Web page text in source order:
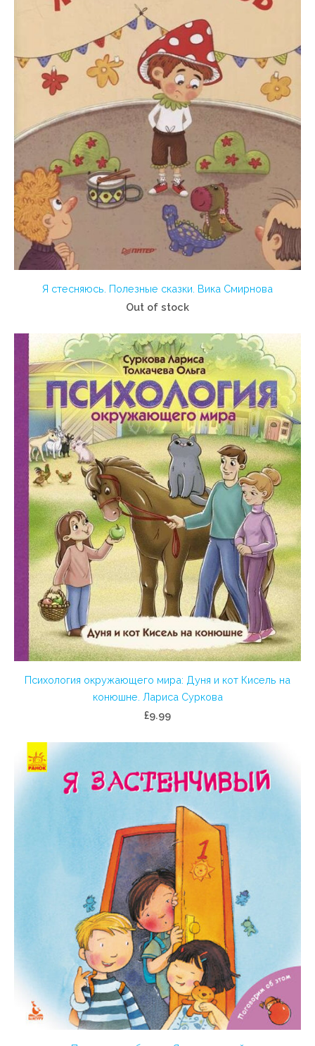
Я стесняюсь. Полезные сказки. Вика Смирнова
Out of stock
Психология окружающего мира: Дуня и кот Кисель на
конюшне. Лариса Суркова
£9.99